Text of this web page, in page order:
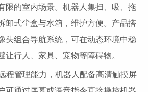
限的室内场景。机器人集扫、吸、拖
卸式尘盒与水箱，维护方便。产品搭
头组合导航系统，可在动态环境中稳
让行人、家具、宠物等障碍物。
管理能力，机器人配备高清触摸屏